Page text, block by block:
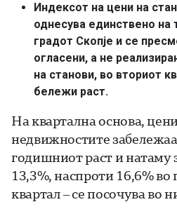
Индексот на цени на
однесува единствено на
градот Скопје и се
огласени, а не
на станови, во вториот
бележи раст.
На квартална основа,
недвижностите
годишниот раст и натаму
13,3%, наспроти 16,6%
квартал – се посочува во